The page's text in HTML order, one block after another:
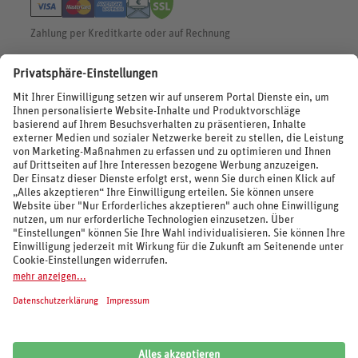
Zahlung per Kreditkarte oder auf Rechnung
BEWERTUNGEN
SOCIAL MEDIA
REISEVERANSTALTER UND MARKEN
© 2026 REWE Reisen